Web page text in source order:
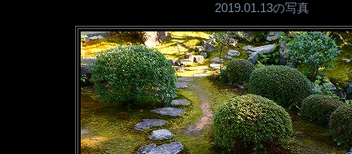
2019.01.13の写真